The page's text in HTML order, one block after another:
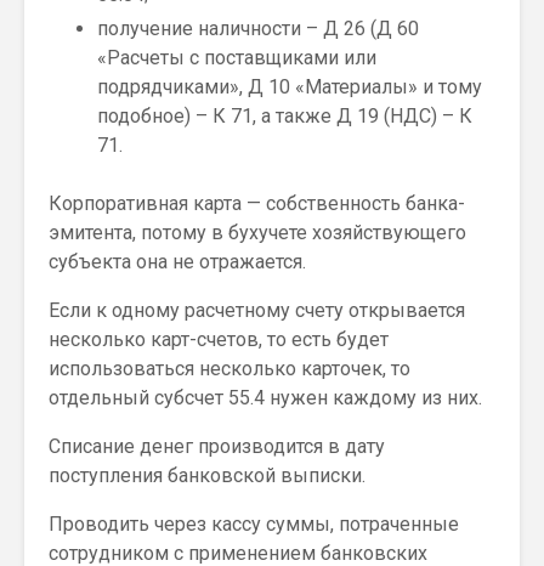
получение наличности – Д 26 (Д 60
«Расчеты с поставщиками или
подрядчиками», Д 10 «Материалы» и тому
подобное) – К 71, а также Д 19 (НДС) – К
71.
Корпоративная карта — собственность банка-
эмитента, потому в бухучете хозяйствующего
субъекта она не отражается.
Если к одному расчетному счету открывается
несколько карт-счетов, то есть будет
использоваться несколько карточек, то
отдельный субсчет 55.4 нужен каждому из них.
Списание денег производится в дату
поступления банковской выписки.
Проводить через кассу суммы, потраченные
сотрудником с применением банковских